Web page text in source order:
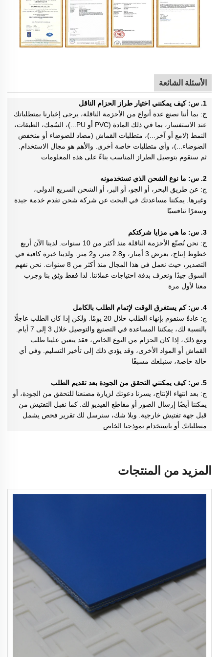
الأسئلة الشائعة
1. س: كيف يمكنني اختيار طراز الحزام الناقل
ج: بما أننا نصنع عدة أنواع من الأحزمة الناقلة، يرجى إخبارنا بمتطلباتك
عند الاستفسار، بما في ذلك المادة (PVC أو PU...)، السُمك، الطبقات،
النمط (لامع أو آخر...)، متطلبات القماش (مضاد للضوضاء أو منخفض
الضوضاء...)، وأي متطلبات خاصة أخرى. والأهم هو مجال الاستخدام.
ثم سنقوم بتوصيل الطراز المناسب بناءً على هذه المعلومات
2. س: ما نوع الشحن الذي تستخدمونه
ج: عن طريق البحر، أو الجو، أو البر، أو الشحن السريع الدولي،
وغيرها. يمكننا مساعدتك في البحث عن شركة شحن تقدم خدمة جيدة
وسعرًا تنافسيًا
3. س: ما هي مزايا شركتكم
ج: نحن نُصنّع الأحزمة الناقلة منذ أكثر من 10 سنوات. لدينا الآن أربع
خطوط إنتاج، بعرض 3 أمتار، و2.8 متر، و2 متر. ولدينا خبرة كافية في
التصدير، حيث نعمل في هذا المجال منذ أكثر من 8 سنوات. نحن نفهم
السوق جيدًا ونعرف بدقة احتياجات عملائنا. لذا فقط وثِق بنا وجرب
معنا لأول مرة
4. س: كم يستغرق الوقت لإتمام الطلب بالكامل
ج: عادةً سنقوم بإنهاء الطلب خلال 20 يومًا. ولكن إذا كان الطلب عاجلًا
بالنسبة لك، يمكننا المساعدة في التصنيع والتوصيل خلال 3 إلى 7 أيام.
ومع ذلك، إذا كان الحزام من النوع الخاص، فقد يتعين علينا طلب
القماش أو المواد الأخرى، وقد يؤدي ذلك إلى تأخير التسليم. وفي أي
حالة خاصة، سنبلغك مسبقًا
5. س: كيف يمكنني التحقق من الجودة بعد تقديم الطلب
ج: بعد انتهاء الإنتاج، يسرنا دعوتك لزيارة مصنعنا للتحقق من الجودة، أو
يمكننا أيضًا إرسال الصور أو مقاطع الفيديو لك. كما نقبل التفتيش من
قبل جهة تفتيش خارجية. وبلا شك، سنرسل لك تقرير فحص يشمل
متطلباتك أو باستخدام نموذجنا الخاص
المزيد من المنتجات